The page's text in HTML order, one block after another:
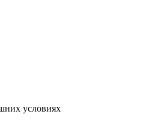
условиях